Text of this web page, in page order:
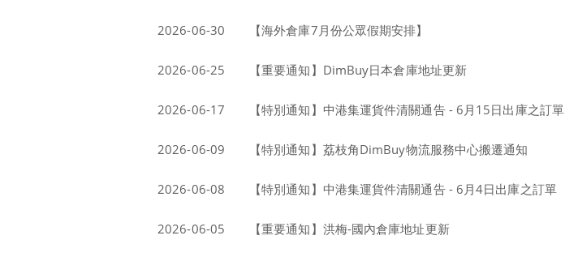
2026-06-30 【海外倉庫7月份公眾假期安排】
2026-06-25 【重要通知】DimBuy日本倉庫地址更新
2026-06-17 【特別通知】中港集運貨件清關通告 - 6月15日出庫之訂單
2026-06-09 【特別通知】荔枝角DimBuy物流服務中心搬遷通知
2026-06-08 【特別通知】中港集運貨件清關通告 - 6月4日出庫之訂單
2026-06-05 【重要通知】洪梅-國內倉庫地址更新